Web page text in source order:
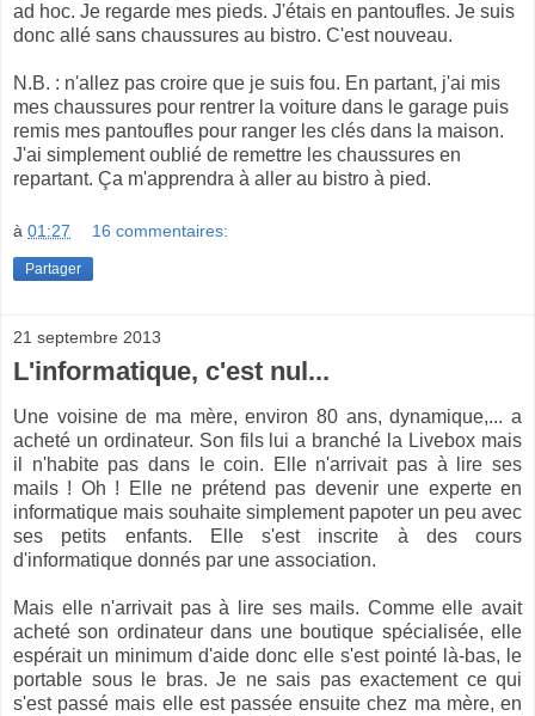
ad hoc. Je regarde mes pieds. J'étais en pantoufles. Je suis
donc allé sans chaussures au bistro. C'est nouveau.
N.B. : n'allez pas croire que je suis fou. En partant, j'ai mis
mes chaussures pour rentrer la voiture dans le garage puis
remis mes pantoufles pour ranger les clés dans la maison.
J'ai simplement oublié de remettre les chaussures en
repartant. Ça m'apprendra à aller au bistro à pied.
à 01:27 16 commentaires:
Partager
21 septembre 2013
L'informatique, c'est nul...
Une voisine de ma mère, environ 80 ans, dynamique,... a
acheté un ordinateur. Son fils lui a branché la Livebox mais
il n'habite pas dans le coin. Elle n'arrivait pas à lire ses
mails ! Oh ! Elle ne prétend pas devenir une experte en
informatique mais souhaite simplement papoter un peu avec
ses petits enfants. Elle s'est inscrite à des cours
d'informatique donnés par une association.
Mais elle n'arrivait pas à lire ses mails. Comme elle avait
acheté son ordinateur dans une boutique spécialisée, elle
espérait un minimum d'aide donc elle s'est pointé là-bas, le
portable sous le bras. Je ne sais pas exactement ce qui
s'est passé mais elle est passée ensuite chez ma mère, en